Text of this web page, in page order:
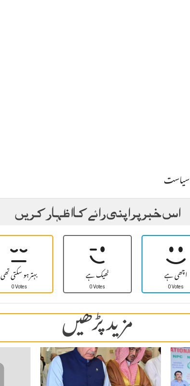
سیاست
اس خبر پر اپنی رائے کا اظہار کریں
بہتر ہو سکتی تھی
0 Votes ٹھیک ہے
0 Votes اچھی ہے
0 Votes
مزید پڑھیں